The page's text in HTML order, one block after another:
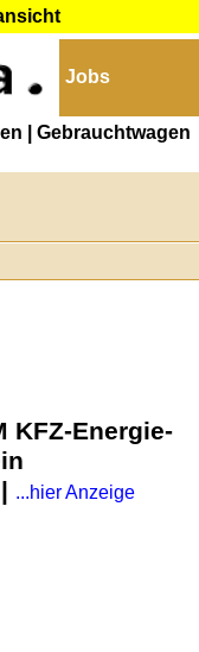
Jobs
| Gebrauchtwagen
KFZ-Energie-
...hier Anzeige